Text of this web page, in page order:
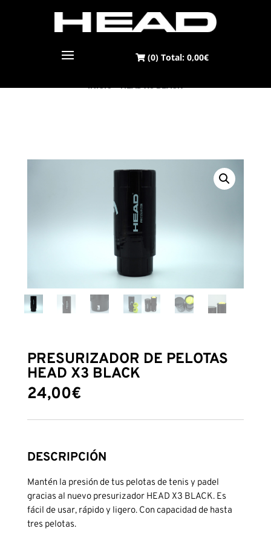
(0) Total: 0,00€
PRESURIZADOR DE PELOTAS
HEAD X3 BLACK
24,00€
DESCRIPCIÓN
Mantén la presión de tus pelotas de tenis y padel
gracias al nuevo presurizador HEAD X3 BLACK. Es
fácil de usar, rápido y ligero. Con capacidad de hasta
tres pelotas.